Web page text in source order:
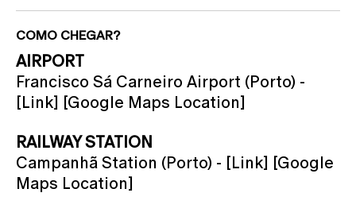
COMO CHEGAR?
AIRPORT
Francisco Sá Carneiro Airport (Porto) -
[Link] [Google Maps Location]
RAILWAY STATION
Campanhã Station (Porto) - [Link] [Google
Maps Location]